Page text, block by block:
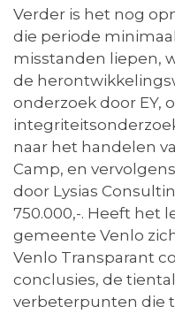
Verder is het nog
die periode
misstanden liepen,
de
onderzoek door EY,
naar het handelen
Camp, en
door Lysias
750.000,-. Heeft het
gemeente Venlo
Venlo Transparant
conclusies, de
verbeterpunten die